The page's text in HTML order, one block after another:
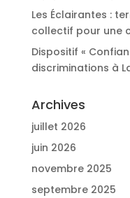
Les Éclairantes :
collectif pour une
Dispositif «
discriminations à
Archives
juillet 2026
juin 2026
novembre 2025
septembre 2025